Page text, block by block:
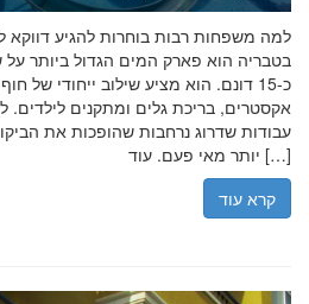
למה משפחות רבות בוחרות להגיע דווקא
בטבריה הוא פארק המים הגדול ביותר
כ-15 דונם. הוא מציע שילוב ייחודי
עבודות שדרוג נרחבות שהופכות את
יותר מאי פעם. עוד […]
קרא עוד